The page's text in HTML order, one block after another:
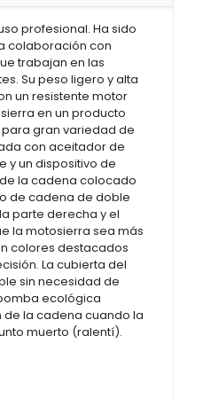
profesional. Ha sido
colaboración con
trabajan en las
Su peso ligero y alta
un resistente motor
en un producto
gran variedad de
con aceitador de
y un dispositivo de
la cadena colocado
de cadena de doble
parte derecha y el
la motosierra sea más
colores destacados
La cubierta del
sin necesidad de
ecológica
la cadena cuando la
muerto (ralentí).